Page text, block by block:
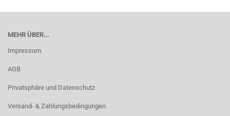
MEHR ÜBER...
Impressum
AGB
Privatsphäre und Datenschutz
Versand- & Zahlungsbedingungen